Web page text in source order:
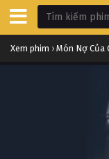
Xem phim › Món Nợ Của